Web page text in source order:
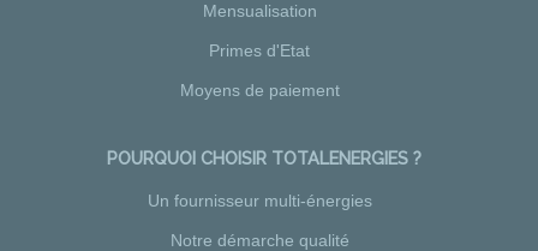
Mensualisation
Primes d'Etat
Moyens de paiement
POURQUOI CHOISIR TOTALENERGIES ?
Un fournisseur multi-énergies
Notre démarche qualité